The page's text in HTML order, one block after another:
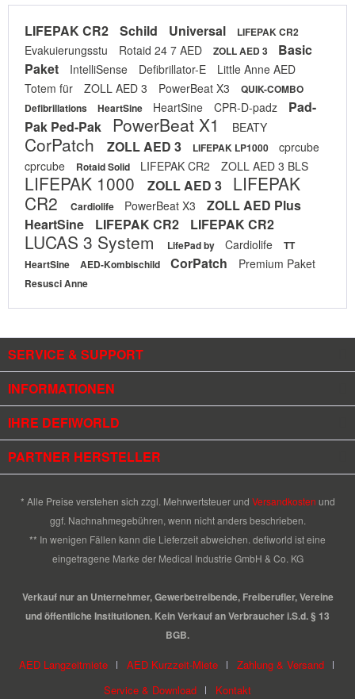
LIFEPAK CR2 Schild Universal LIFEPAK CR2
Evakuierungsstu Rotaid 24 7 AED ZOLL AED 3
Basic
Paket
IntelliSense Defibrillator-E
Little Anne AED
Totem für
ZOLL AED 3 PowerBeat X3
QUIK-COMBO
Defibrillations
HeartSine HeartSine CPR-D-padz
Pad-
Pak Ped-Pak
PowerBeat X1 BEATY
CorPatch ZOLL AED 3 LIFEPAK LP1000
cprcube
cprcube
Rotaid Solid LIFEPAK CR2 ZOLL AED 3 BLS
LIFEPAK 1000 ZOLL AED 3
LIFEPAK
CR2
Cardiolife PowerBeat X3
ZOLL AED Plus
HeartSine
LIFEPAK CR2 LIFEPAK CR2
LUCAS 3 System LifePad by Cardiolife
TT
HeartSine
AED-Kombischild CorPatch Premium Paket
Resusci Anne
SERVICE & SUPPORT
INFORMATIONEN
IHRE DEFIWORLD
PARTNER HERSTELLER
* Alle Preise verstehen sich zzgl. Mehrwertsteuer und Versandkosten und
ggf. Nachnahmegebühren, wenn nicht anders beschrieben.
** In wenigen Fällen kann die Lieferzeit abweichen. defiworld ist eine
eingetragene Marke der Medical Industrie GmbH & Co. KG
Verkauf nur an Unternehmer, Gewerbetreibende, Freiberufler, Vereine
und öffentliche Institutionen. Kein Verkauf an Verbraucher i.S.d. § 13
BGB.
AED Langzeitmiete AED Kurzzeit-Miete
Zahlung & Versand
Service & Download
Kontakt